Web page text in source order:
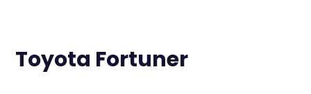
Toyota Fortuner